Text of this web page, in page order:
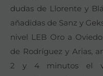
dudas de Llorente y
añadidas de Sanz y
nivel LEB Oro a
de Rodríguez y Arias,
2 y 4 minutos el